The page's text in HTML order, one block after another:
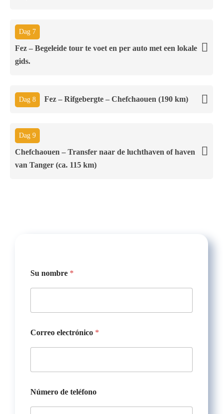
Dag 7
Fez – Begeleide tour te voet en per auto met een lokale
gids.
Dag 8 Fez – Rifgebergte – Chefchaouen (190 km)
Dag 9
Chefchaouen – Transfer naar de luchthaven of haven
van Tanger (ca. 115 km)
ú
o
a
i
a
e
Su nombre *
Correo electrónico *
Número de teléfono